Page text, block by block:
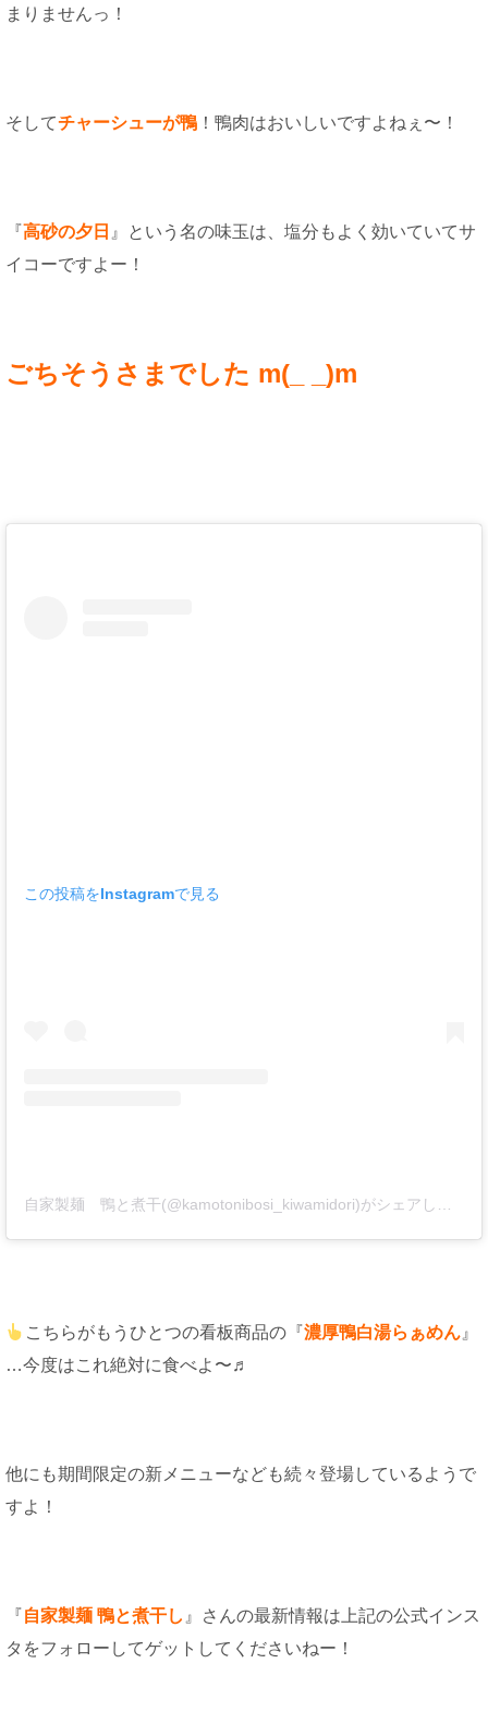
まりませんっ！
そしてチャーシューが鴨 ！鴨肉はおいしいですよねぇ〜！
『高砂の夕日 』という名の味玉は、塩分もよく効いていてサ
イコーですよー！
ごちそうさまでした m(_ _)m
この投稿をInstagramで見る
こちらがもうひとつの看板商品の『濃厚鴨白湯らぁめん 』
…今度はこれ絶対に食べよ〜♬
他にも期間限定の新メニューなども続々登場しているようで
すよ！
『自家製麺 鴨と煮干し 』さんの最新情報は上記の公式インス
タをフォローしてゲットしてくださいねー！